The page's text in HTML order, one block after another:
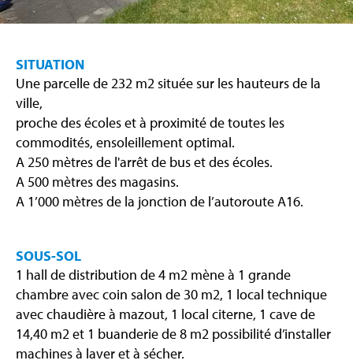
SITUATION
Une parcelle de 232 m2 située sur les hauteurs de la
ville,
proche des écoles et à proximité de toutes les
commodités, ensoleillement optimal.
A 250 mètres de l'arrêt de bus et des écoles.
A 500 mètres des magasins.
A 1’000 mètres de la jonction de l’autoroute A16.
SOUS-SOL
1 hall de distribution de 4 m2 mène à 1 grande
chambre avec coin salon de 30 m2, 1 local technique
avec chaudière à mazout, 1 local citerne, 1 cave de
14,40 m2 et 1 buanderie de 8 m2 possibilité d’installer
machines à laver et à sécher.